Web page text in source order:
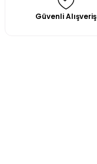
Güvenli Alışveriş